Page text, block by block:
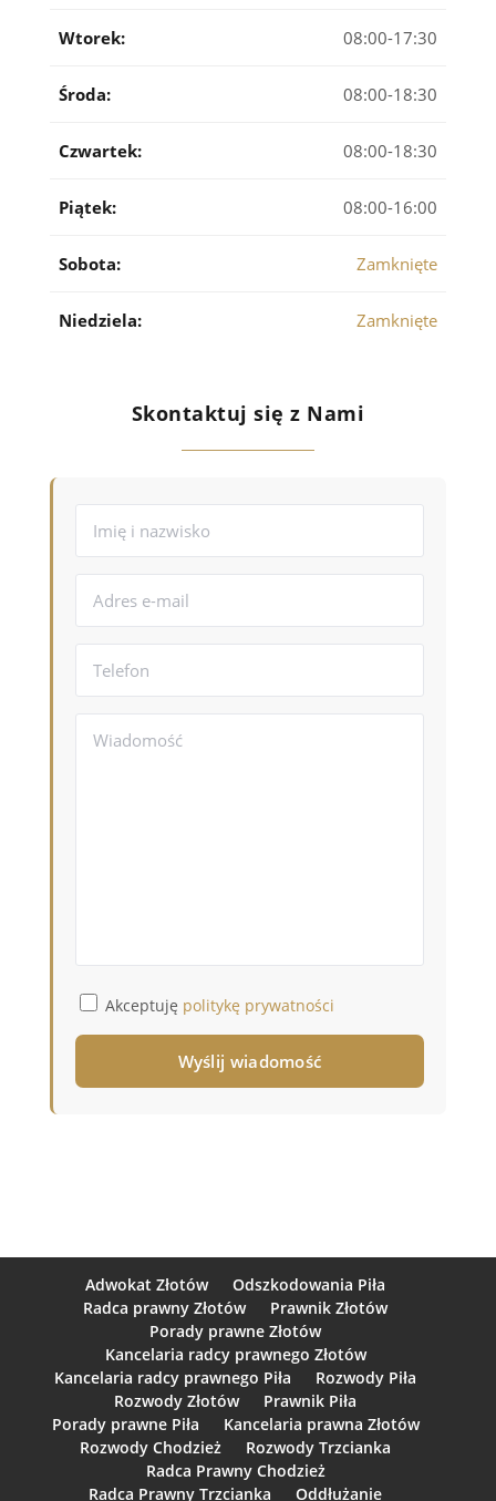
Wtorek: 08:00-17:30
Środa: 08:00-18:30
Czwartek: 08:00-18:30
Piątek: 08:00-16:00
Sobota: Zamknięte
Niedziela: Zamknięte
Skontaktuj się z Nami
Akceptuję politykę prywatności
Adwokat Złotów
Odszkodowania Piła
Radca prawny Złotów
Prawnik Złotów
Porady prawne Złotów
Kancelaria radcy prawnego Złotów
Kancelaria radcy prawnego Piła
Rozwody Piła
Rozwody Złotów
Prawnik Piła
Porady prawne Piła
Kancelaria prawna Złotów
Rozwody Chodzież
Rozwody Trzcianka
Radca Prawny Chodzież
Radca Prawny Trzcianka
Oddłużanie